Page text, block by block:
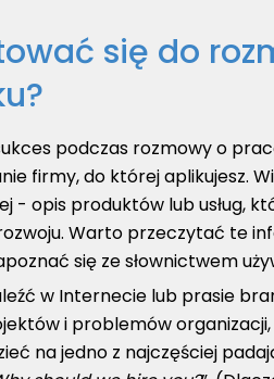
się do
podczas rozmowy o
firmy, do której aplikujesz.
- opis produktów lub usług,
Warto przeczytać te
się ze słownictwem
w Internecie lub prasie
i problemów
na jedno z najczęściej